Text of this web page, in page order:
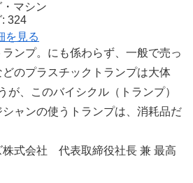
マシン
324
を見る
ンプ。にも係わらず、一般で売っ
のプラスチックトランプは大体
が、このバイシクル（トランプ）
ャンの使うトランプは、消耗品だ
式会社 代表取締役社長 兼 最高